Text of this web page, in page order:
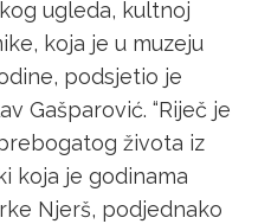
ugleda, kultnoj
koja je u muzeju
podsjetio je
Gašparović. “Riječ je
života iz
koja je godinama
Njerš, podjednako